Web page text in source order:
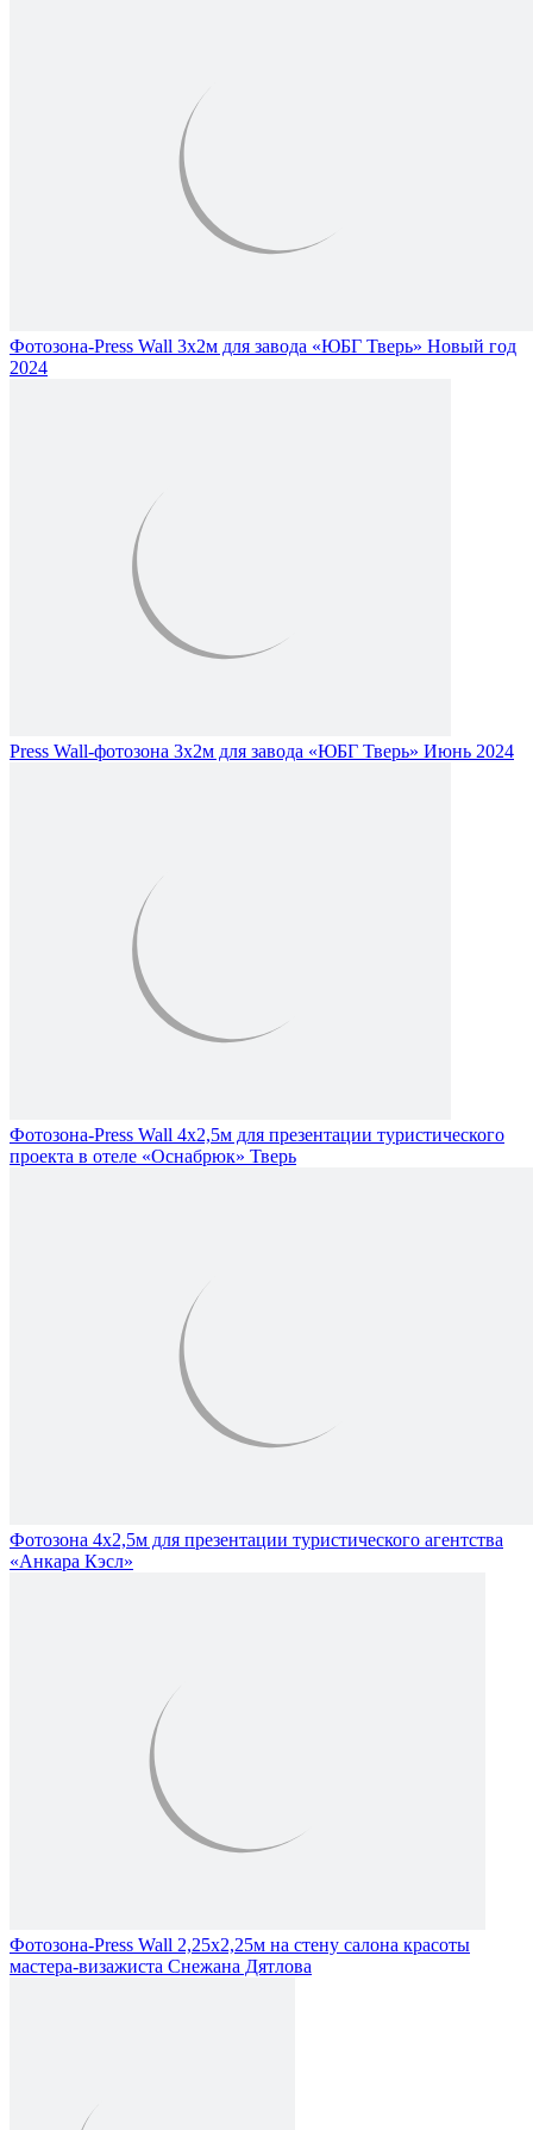
Фотозона-Press Wall 3х2м для завода «ЮБГ Тверь» Новый год
2024
Press Wall-фотозона 3х2м для завода «ЮБГ Тверь» Июнь 2024
Фотозона-Press Wall 4х2,5м для презентации туристического
проекта в отеле «Оснабрюк» Тверь
Фотозона 4х2,5м для презентации туристического агентства
«Анкара Кэсл»
Фотозона-Press Wall 2,25х2,25м на стену салона красоты
мастера-визажиста Снежана Дятлова